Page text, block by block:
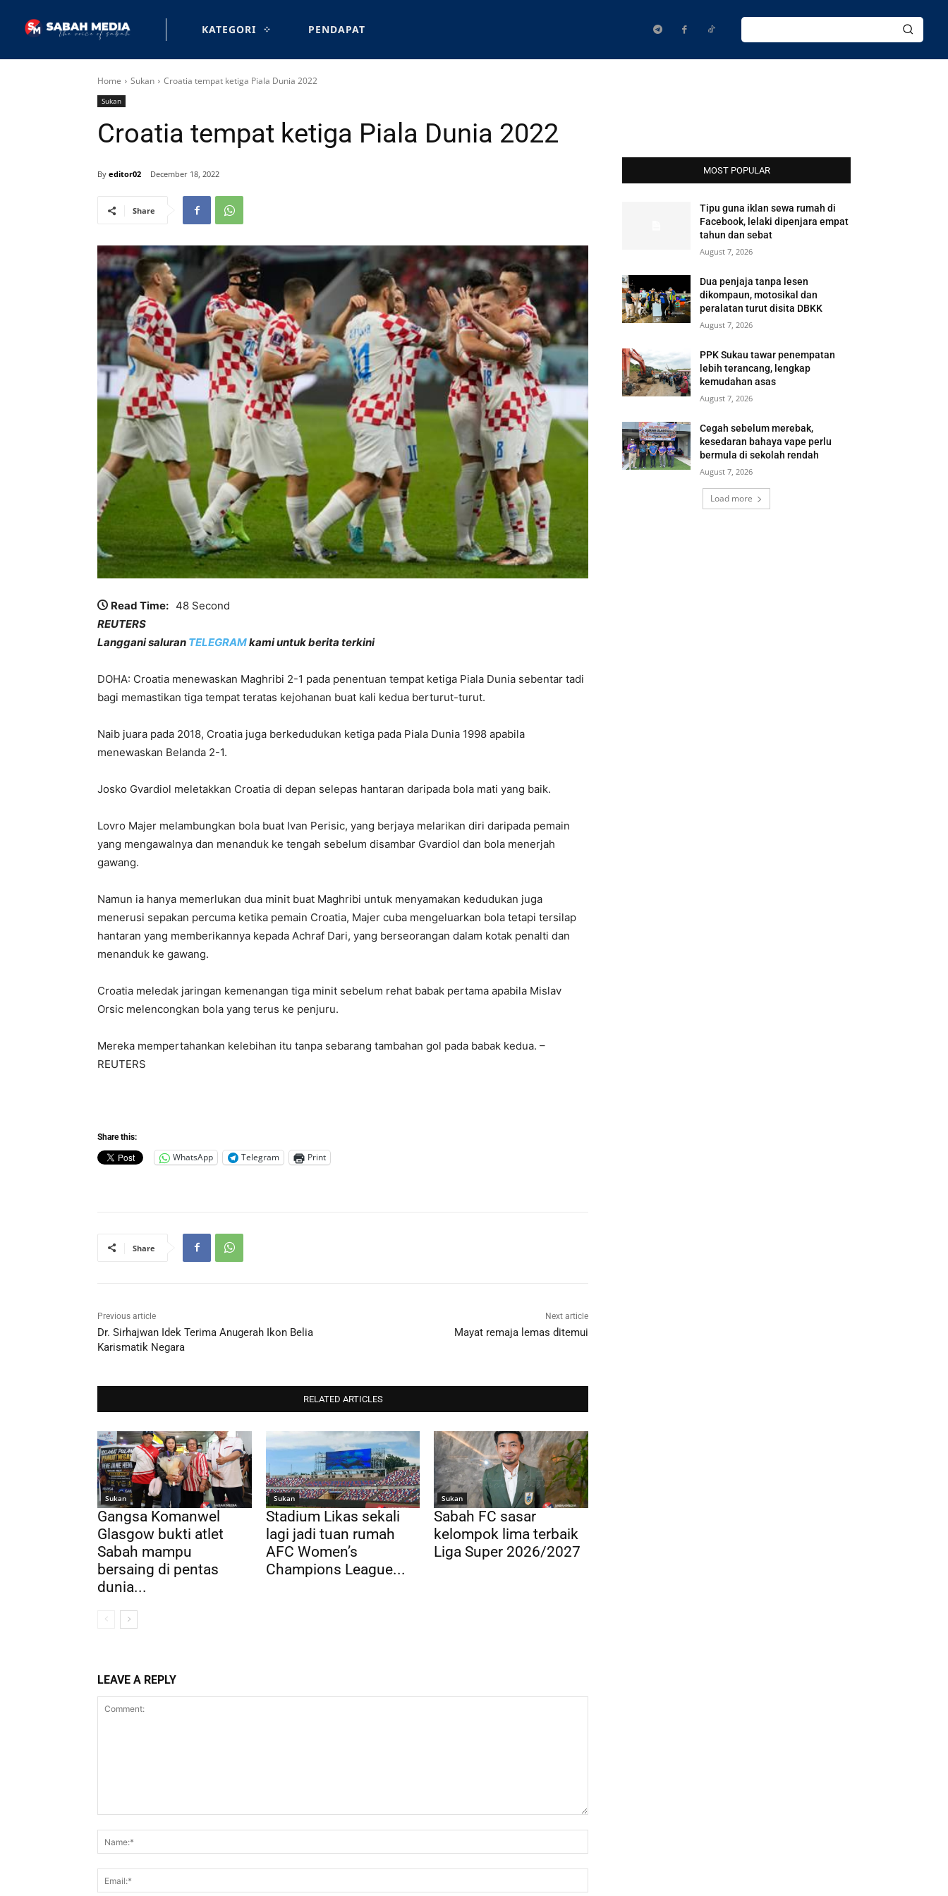
KATEGORI PENDAPAT
Home Sukan Croatia tempat ketiga Piala Dunia 2022
Sukan
Croatia tempat ketiga Piala Dunia 2022
By editor02 December 18, 2022
Share
Read Time: 48 Second
REUTERS
Langgani saluran TELEGRAMkami untuk berita terkini
DOHA: Croatia menewaskan Maghribi 2-1 pada penentuan tempat ketiga Piala Dunia sebentar tadi
bagi memastikan tiga tempat teratas kejohanan buat kali kedua berturut-turut.
Naib juara pada 2018, Croatia juga berkedudukan ketiga pada Piala Dunia 1998 apabila
menewaskan Belanda 2-1.
Josko Gvardiol meletakkan Croatia di depan selepas hantaran daripada bola mati yang baik.
Lovro Majer melambungkan bola buat Ivan Perisic, yang berjaya melarikan diri daripada pemain
yang mengawalnya dan menanduk ke tengah sebelum disambar Gvardiol dan bola menerjah
gawang.
Namun ia hanya memerlukan dua minit buat Maghribi untuk menyamakan kedudukan juga
menerusi sepakan percuma ketika pemain Croatia, Majer cuba mengeluarkan bola tetapi tersilap
hantaran yang memberikannya kepada Achraf Dari, yang berseorangan dalam kotak penalti dan
menanduk ke gawang.
Croatia meledak jaringan kemenangan tiga minit sebelum rehat babak pertama apabila Mislav
Orsic melencongkan bola yang terus ke penjuru.
Mereka mempertahankan kelebihan itu tanpa sebarang tambahan gol pada babak kedua. –
REUTERS
Share this:
WhatsApp Telegram Print
Share
Previous article
Dr. Sirhajwan Idek Terima Anugerah Ikon Belia
Karismatik Negara
Next article
Mayat remaja lemas ditemui
RELATED ARTICLES
Sukan
Gangsa Komanwel
Glasgow bukti atlet
Sabah mampu
bersaing di pentas
dunia...
Sukan
Stadium Likas sekali
lagi jadi tuan rumah
AFC Women’s
Champions League...
Sukan
Sabah FC sasar
kelompok lima terbaik
Liga Super 2026/2027
LEAVE A REPLY
MOST POPULAR
Tipu guna iklan sewa rumah di
Facebook, lelaki dipenjara empat
tahun dan sebat
August 7, 2026
Dua penjaja tanpa lesen
dikompaun, motosikal dan
peralatan turut disita DBKK
August 7, 2026
PPK Sukau tawar penempatan
lebih terancang, lengkap
kemudahan asas
August 7, 2026
Cegah sebelum merebak,
kesedaran bahaya vape perlu
bermula di sekolah rendah
August 7, 2026
Load more